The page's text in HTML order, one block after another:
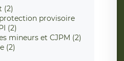
(2)
provisoire
(2)
mineurs et CJPM (2)
(2)